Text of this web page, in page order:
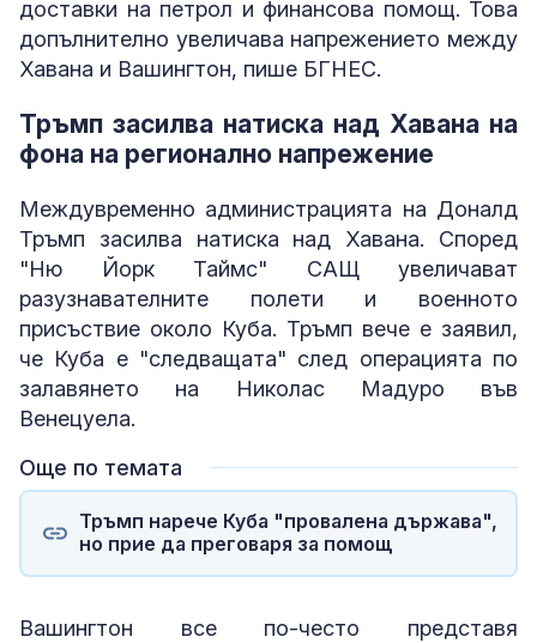
доставки на петрол и финансова помощ. Това
допълнително увеличава напрежението между
Хавана и Вашингтон, пише БГНЕС.
Тръмп засилва натиска над Хавана на
фона на регионално напрежение
Междувременно администрацията на Доналд
Тръмп засилва натиска над Хавана. Според
"Ню Йорк Таймс" САЩ увеличават
разузнавателните полети и военното
присъствие около Куба. Тръмп вече е заявил,
че Куба е "следващата" след операцията по
залавянето на Николас Мадуро във
Венецуела.
Още по темата
Тръмп нарече Куба "провалена държава",
но прие да преговаря за помощ
Вашингтон все по-често представя